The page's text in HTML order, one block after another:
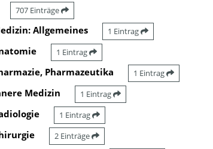
707 Einträge
Allgemeines 1 Eintrag
1 Eintrag
Pharmazeutika 1 Eintrag
Medizin 1 Eintrag
1 Eintrag
2 Einträge